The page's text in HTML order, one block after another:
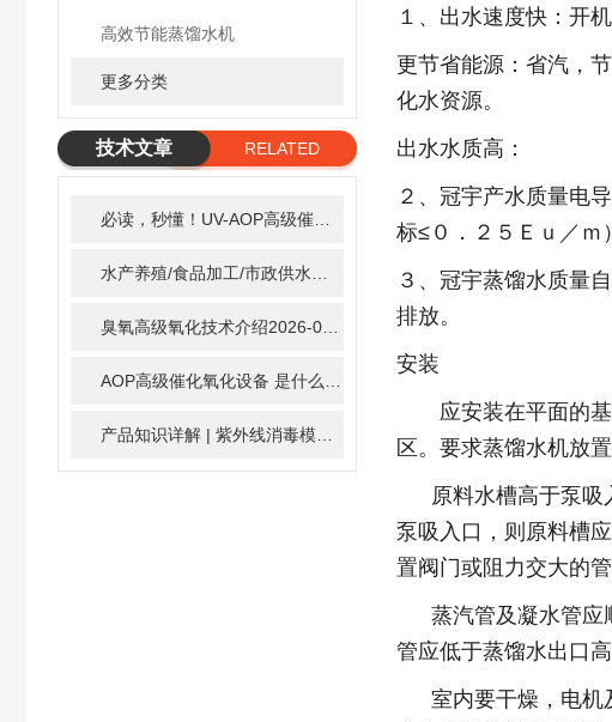
高效节能蒸馏水机
更多分类
技术文章
RELATED
臭氧高级氧化技术介绍2026-02-27
2024-01-16
１、出水速度快：开
更节省能源：省汽，
化水资源。
出水水质高：
２、冠宇产水质量电
标≤０．２５Ｅｕ／ｍ）
３、冠宇蒸馏水质量
排放。
安装
应安装在平面的基
区。要求蒸馏水机放
原料水槽高于泵
泵吸入口，则原料槽
置阀门或阻力交大的管
蒸汽管及凝水管应
管应低于蒸馏水出口
室内要干燥，电机